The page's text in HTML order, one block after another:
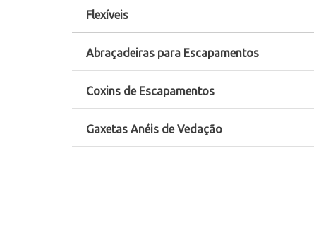
Flexíveis
Abraçadeiras para Escapamentos
Coxins de Escapamentos
Gaxetas Anéis de Vedação